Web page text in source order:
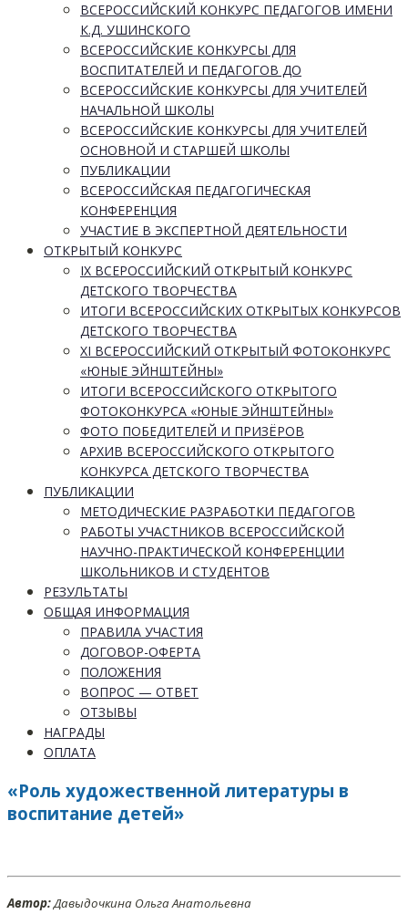
ВСЕРОССИЙСКИЙ КОНКУРС ПЕДАГОГОВ ИМЕНИ
К.Д. УШИНСКОГО
ВСЕРОССИЙСКИЕ КОНКУРСЫ ДЛЯ
ВОСПИТАТЕЛЕЙ И ПЕДАГОГОВ ДО
ВСЕРОССИЙСКИЕ КОНКУРСЫ ДЛЯ УЧИТЕЛЕЙ
НАЧАЛЬНОЙ ШКОЛЫ
ВСЕРОССИЙСКИЕ КОНКУРСЫ ДЛЯ УЧИТЕЛЕЙ
ОСНОВНОЙ И СТАРШЕЙ ШКОЛЫ
ПУБЛИКАЦИИ
ВСЕРОССИЙСКАЯ ПЕДАГОГИЧЕСКАЯ
КОНФЕРЕНЦИЯ
УЧАСТИЕ В ЭКСПЕРТНОЙ ДЕЯТЕЛЬНОСТИ
ОТКРЫТЫЙ КОНКУРС
IX ВСЕРОССИЙСКИЙ ОТКРЫТЫЙ КОНКУРС
ДЕТСКОГО ТВОРЧЕСТВА
ИТОГИ ВСЕРОССИЙСКИХ ОТКРЫТЫХ КОНКУРСОВ
ДЕТСКОГО ТВОРЧЕСТВА
XI ВСЕРОССИЙСКИЙ ОТКРЫТЫЙ ФОТОКОНКУРС
«ЮНЫЕ ЭЙНШТЕЙНЫ»
ИТОГИ ВСЕРОССИЙСКОГО ОТКРЫТОГО
ФОТОКОНКУРСА «ЮНЫЕ ЭЙНШТЕЙНЫ»
ФОТО ПОБЕДИТЕЛЕЙ И ПРИЗЁРОВ
АРХИВ ВСЕРОССИЙСКОГО ОТКРЫТОГО
КОНКУРСА ДЕТСКОГО ТВОРЧЕСТВА
ПУБЛИКАЦИИ
МЕТОДИЧЕСКИЕ РАЗРАБОТКИ ПЕДАГОГОВ
РАБОТЫ УЧАСТНИКОВ ВСЕРОССИЙСКОЙ
НАУЧНО-ПРАКТИЧЕСКОЙ КОНФЕРЕНЦИИ
ШКОЛЬНИКОВ И СТУДЕНТОВ
РЕЗУЛЬТАТЫ
ОБЩАЯ ИНФОРМАЦИЯ
ПРАВИЛА УЧАСТИЯ
ДОГОВОР-ОФЕРТА
ПОЛОЖЕНИЯ
ВОПРОС — ОТВЕТ
ОТЗЫВЫ
НАГРАДЫ
ОПЛАТА
«Роль художественной литературы в
воспитание детей»
Автор:Давыдочкина Ольга Анатольевна